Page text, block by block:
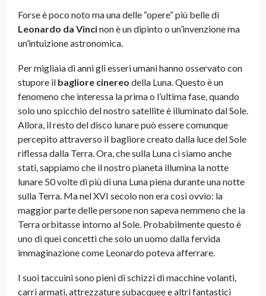
Forse è poco noto ma una delle “opere” più belle di
Leonardo da Vincinon è un dipinto o un’invenzione ma
un’intuizione astronomica.
Per migliaia di anni gli esseri umani hanno osservato con
stupore il bagliore cinereo della Luna. Questo è un
fenomeno che interessa la prima o l’ultima fase, quando
solo uno spicchio del nostro satellite è illuminato dal Sole.
Allora, il resto del disco lunare può essere comunque
percepito attraverso il bagliore creato dalla luce del Sole
riflessa dalla Terra. Ora, che sulla Luna ci siamo anche
stati, sappiamo che il nostro pianeta illumina la notte
lunare 50 volte di più di una Luna piena durante una notte
sulla Terra. Ma nel XVI secolo non era così ovvio: la
maggior parte delle persone non sapeva nemmeno che la
Terra orbitasse intorno al Sole. Probabilmente questo è
uno di quei concetti che solo un uomo dalla fervida
immaginazione come Leonardo poteva afferrare.
I suoi taccuini sono pieni di schizzi di macchine volanti,
carri armati, attrezzature subacquee e altri fantastici